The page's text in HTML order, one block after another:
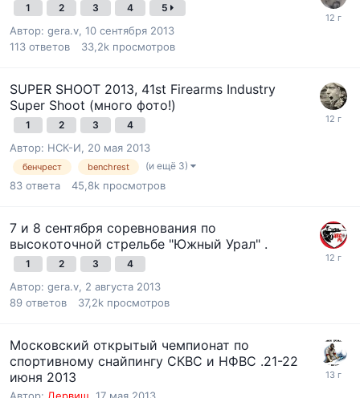
1 2 3 4 5
Автор: gera.v, 10 сентября 2013
113 ответов 33,2k просмотров
SUPER SHOOT 2013, 41st Firearms Industry
Super Shoot (много фото!)
1 2 3 4
Автор: НСК-И, 20 мая 2013
бенчрест benchrest (и ещё 3)
83 ответа 45,8k просмотров
7 и 8 сентября соревнования по
высокоточной стрельбе "Южный Урал" .
1 2 3 4
Автор: gera.v, 2 августа 2013
89 ответов 37,2k просмотров
Московский открытый чемпионат по
спортивному снайпингу СКВС и НФВС .21-22
июня 2013